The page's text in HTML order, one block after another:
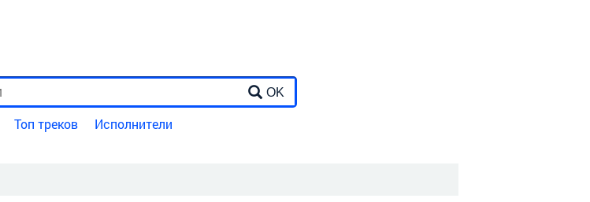
OK
Топ треков Исполнители